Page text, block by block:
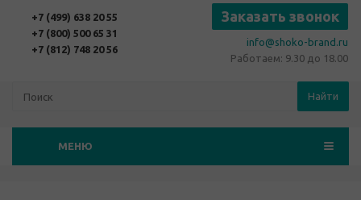
+7 (499) 638 20 55
+7 (800) 500 65 31
+7 (812) 748 20 56
Заказать звонок
info@shoko-brand.ru
Работаем: 9.30 до 18.00
Найти
МЕНЮ